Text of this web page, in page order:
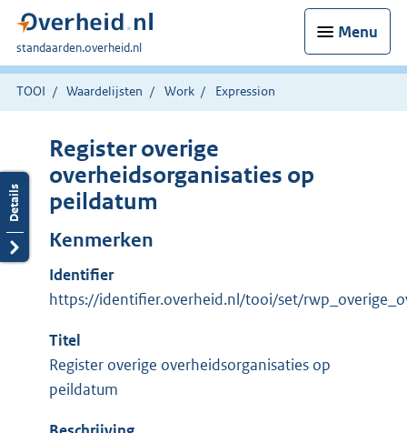
Menu
U
bent
hier:
standaarden.overheid.nl
TOOI Waardelijsten Work Expression
Register overige
overheidsorganisaties op
peildatum
Kenmerken
Identifier
https://identifier.overheid.nl/tooi/set/
Titel
Register overige overheidsorganisaties op
peildatum